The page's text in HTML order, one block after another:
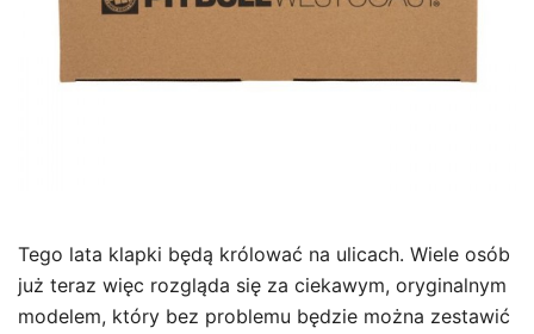
Tego lata klapki będą królować na ulicach. Wiele osób
już teraz więc rozgląda się za ciekawym, oryginalnym
modelem, który bez problemu będzie można zestawić